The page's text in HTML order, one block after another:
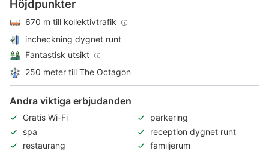
Höjdpunkter
670 m till kollektivtrafik
incheckning dygnet runt
Fantastisk utsikt
250 meter till The Octagon
Andra viktiga erbjudanden
Gratis Wi-Fi
parkering
spa
reception dygnet runt
restaurang
familjerum